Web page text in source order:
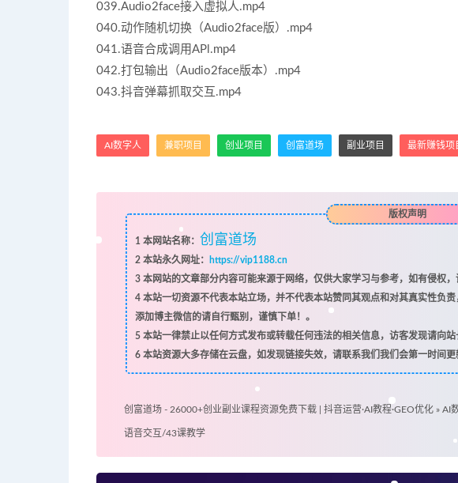
039.Audio2face接入虚拟人.mp4
040.动作随机切换（Audio2face版）.mp4
041.语音合成调用APl.mp4
042.打包输出（Audio2face版本）.mp4
043.抖音弹幕抓取交互.mp4
AI数字人 兼职项目 创业项目 创富道场 副业项目 最新赚钱项
版权声明
1 本网站名称： 创富道场
2本站永久网址：
https://vip1188.cn
3本网站的文章部分内容可能来源于网络，仅供大家学习与参考，如有侵权
4本站一切资源不代表本站立场，并不代表本站赞同其观点和对其真实性负
添加博主微信的请自行甄别，谨慎下单！。
5本站一律禁止以任何方式发布或转载任何违法的相关信息，访客发现请向站
6本站资源大多存储在云盘，如发现链接失效，请联系我们我们会第一时间更
创富道场 - 26000+创业副业课程资源免费下载 | 抖音运营·AI教程·GEO优化 » AI
语音交互/43课教学